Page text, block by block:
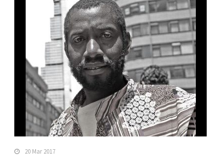
20 Mar 2017